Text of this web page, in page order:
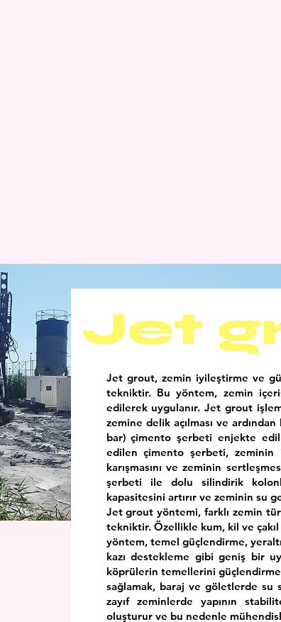
Jet
Jet grout, zemin iyileştirme ve
tekniktir. Bu yöntem, zemin
edilerek uygulanır. Jet grout
zemine delik açılması ve
bar) çimento şerbeti enjekte
edilen çimento şerbeti, zeminin
karışmasını ve zeminin
şerbeti ile dolu silindirik
kapasitesini artırır ve zeminin su
Jet grout yöntemi, farklı zemin
tekniktir. Özellikle kum, kil ve
yöntem, temel güçlendirme,
kazı destekleme gibi geniş bir
köprülerin temellerini
sağlamak, baraj ve göletlerde su
zayıf zeminlerde yapının
oluşturur ve bu nedenle